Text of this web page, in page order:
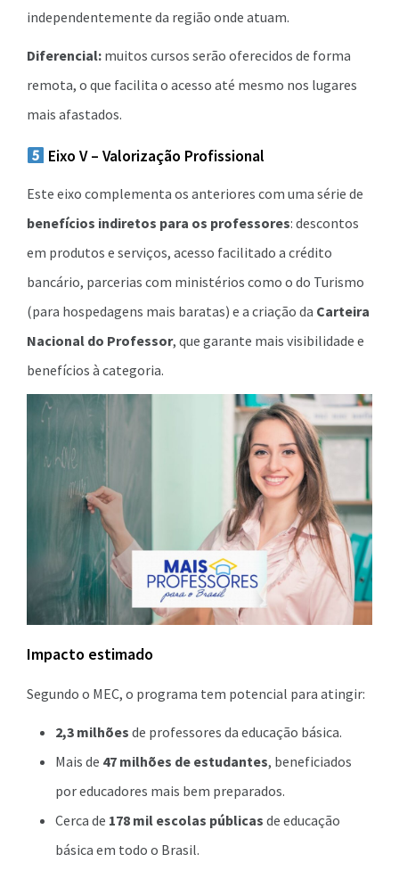
independentemente da região onde atuam.
Diferencial: muitos cursos serão oferecidos de forma
remota, o que facilita o acesso até mesmo nos lugares
mais afastados.
Eixo V – Valorização Profissional
Este eixo complementa os anteriores com uma série de
benefícios indiretos para os professores: descontos
em produtos e serviços, acesso facilitado a crédito
bancário, parcerias com ministérios como o do Turismo
(para hospedagens mais baratas) e a criação da Carteira
Nacional do Professor, que garante mais visibilidade e
benefícios à categoria.
Impacto estimado
Segundo o MEC, o programa tem potencial para atingir:
2,3 milhões de professores da educação básica.
Mais de 47 milhões de estudantes, beneficiados
por educadores mais bem preparados.
Cerca de 178 mil escolas públicas de educação
básica em todo o Brasil.